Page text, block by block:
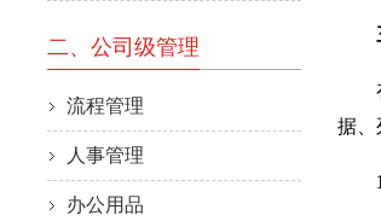
二、公司级管理
流程管理
人事管理
办公用品
三
在
据、